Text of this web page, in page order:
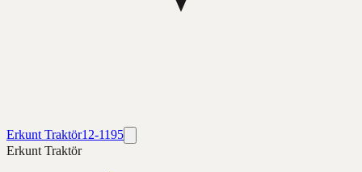
Erkunt Traktör12-1195
Erkunt Traktör